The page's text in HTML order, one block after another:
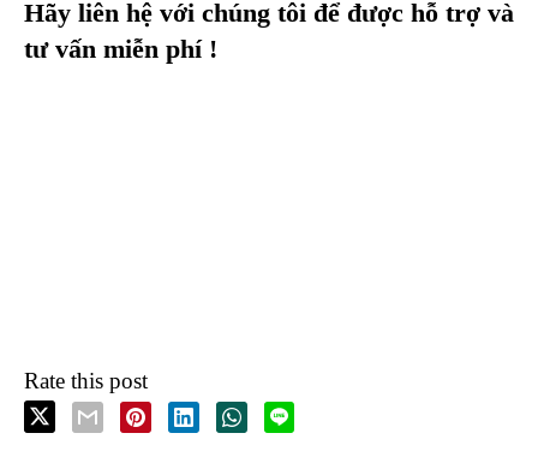
Hãy liên hệ với chúng tôi để được hỗ trợ và
tư vấn miễn phí !
Rate this post